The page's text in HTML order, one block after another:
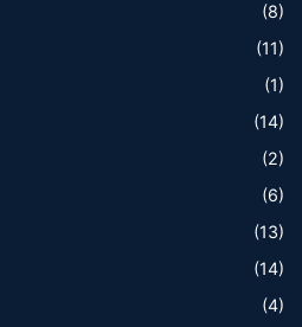
(8)
(11)
(1)
(14)
(2)
(6)
(13)
(14)
(4)